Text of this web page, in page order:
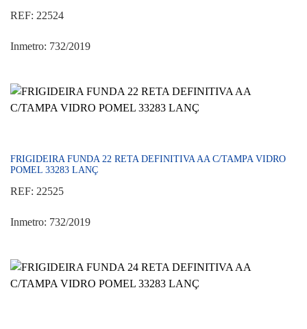
REF: 22524
Inmetro: 732/2019
FRIGIDEIRA FUNDA 22 RETA DEFINITIVA AA C/TAMPA VIDRO
POMEL 33283 LANÇ
REF: 22525
Inmetro: 732/2019